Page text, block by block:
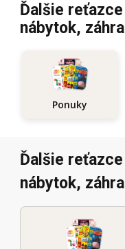
Ďalšie
nábytok,
Ponuky
Ďalšie
nábytok,